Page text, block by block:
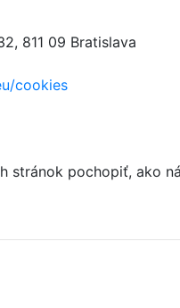
811 09 Bratislava
cookies
pochopiť, ako